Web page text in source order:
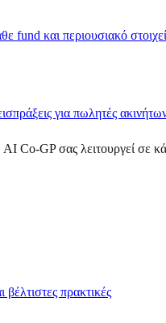
fund και περιουσιακό
για πωλητές
Co-GP σας λειτουργεί σε
βέλτιστες πρακτικές